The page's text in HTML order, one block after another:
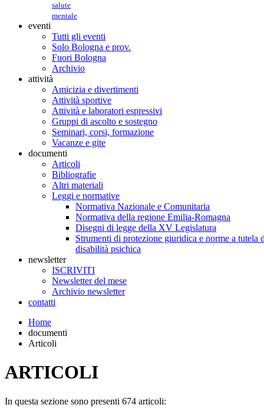
salute
mentale
eventi
Tutti gli eventi
Solo Bologna e prov.
Fuori Bologna
Archivio
attività
Amicizia e divertimenti
Attività sportive
Attività e laboratori espressivi
Gruppi di ascolto e sostegno
Seminari, corsi, formazione
Vacanze e gite
documenti
Articoli
Bibliografie
Altri materiali
Leggi e normative
Normativa Nazionale e Comunitaria
Normativa della regione Emilia-Romagna
Disegni di legge della XV Legislatura
Strumenti di protezione giuridica e norme a tutela
disabilità psichica
newsletter
ISCRIVITI
Newsletter del mese
Archivio newsletter
contatti
Home
documenti
Articoli
ARTICOLI
In questa sezione sono presenti 674 articoli: